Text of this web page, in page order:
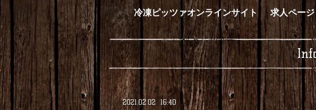
冷凍ピッツァオンラインサイト
求人ページ
2021.02.02 16:40